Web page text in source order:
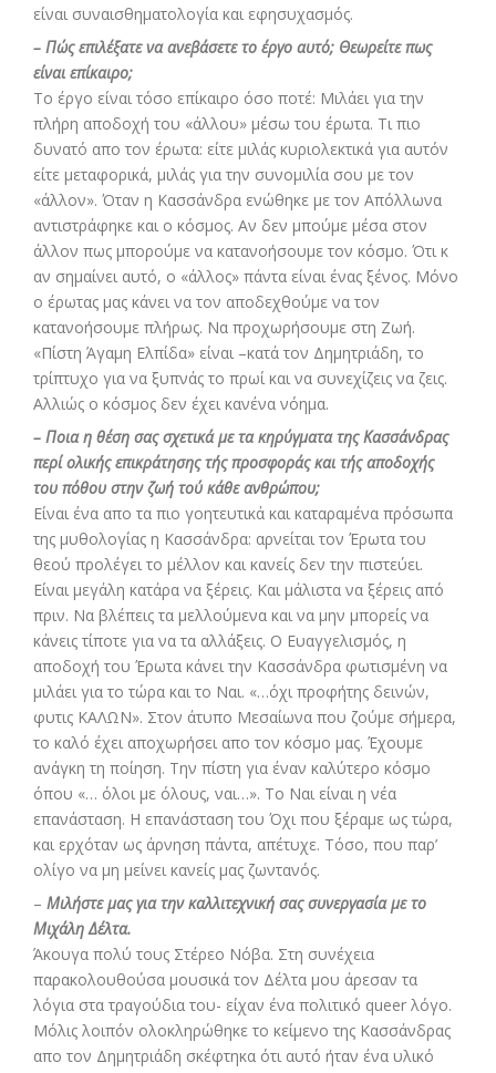
είναι συναισθηματολογία και εφησυχασμός.
– Πώς επιλέξατε να ανεβάσετε το έργο αυτό; Θεωρείτε πως
είναι επίκαιρο;
Το έργο είναι τόσο επίκαιρο όσο ποτέ: Μιλάει για την
πλήρη αποδοχή του «άλλου» μέσω του έρωτα. Τι πιο
δυνατό απο τον έρωτα: είτε μιλάς κυριολεκτικά για αυτόν
είτε μεταφορικά, μιλάς για την συνομιλία σου με τον
«άλλον». Όταν η Κασσάνδρα ενώθηκε με τον Απόλλωνα
αντιστράφηκε και ο κόσμος. Αν δεν μπούμε μέσα στον
άλλον πως μπορούμε να κατανοήσουμε τον κόσμο. Ότι κ
αν σημαίνει αυτό, ο «άλλος» πάντα είναι ένας ξένος. Μόνο
ο έρωτας μας κάνει να τον αποδεχθούμε να τον
κατανοήσουμε πλήρως. Να προχωρήσουμε στη Ζωή.
«Πίστη Άγαμη Ελπίδα» είναι –κατά τον Δημητριάδη, το
τρίπτυχο για να ξυπνάς το πρωί και να συνεχίζεις να ζεις.
Αλλιώς ο κόσμος δεν έχει κανένα νόημα.
– Ποια η θέση σας σχετικά με τα κηρύγματα της Κασσάνδρας
περί ολικής επικράτησης τής προσφοράς και τής αποδοχής
του πόθου στην ζωή τού κάθε ανθρώπου;
Είναι ένα απο τα πιο γοητευτικά και καταραμένα πρόσωπα
της μυθολογίας η Κασσάνδρα: αρνείται τον Έρωτα του
θεού προλέγει το μέλλον και κανείς δεν την πιστεύει.
Είναι μεγάλη κατάρα να ξέρεις. Και μάλιστα να ξέρεις από
πριν. Να βλέπεις τα μελλούμενα και να μην μπορείς να
κάνεις τίποτε για να τα αλλάξεις. Ο Ευαγγελισμός, η
αποδοχή του Έρωτα κάνει την Κασσάνδρα φωτισμένη να
μιλάει για το τώρα και το Ναι. «…όχι προφήτης δεινών,
φυτις ΚΑΛΩΝ». Στον άτυπο Μεσαίωνα που ζούμε σήμερα,
το καλό έχει αποχωρήσει απο τον κόσμο μας. Έχουμε
ανάγκη τη ποίηση. Την πίστη για έναν καλύτερο κόσμο
όπου «… όλοι με όλους, ναι…». Το Ναι είναι η νέα
επανάσταση. Η επανάσταση του Όχι που ξέραμε ως τώρα,
και ερχόταν ως άρνηση πάντα, απέτυχε. Τόσο, που παρ’
ολίγο να μη μείνει κανείς μας ζωντανός.
– Μιλήστε μας για την καλλιτεχνική σας συνεργασία με το
Μιχάλη Δέλτα.
Άκουγα πολύ τους Στέρεο Νόβα. Στη συνέχεια
παρακολουθούσα μουσικά τον Δέλτα μου άρεσαν τα
λόγια στα τραγούδια του- είχαν ένα πολιτικό queer λόγο.
Μόλις λοιπόν ολοκληρώθηκε το κείμενο της Κασσάνδρας
απο τον Δημητριάδη σκέφτηκα ότι αυτό ήταν ένα υλικό